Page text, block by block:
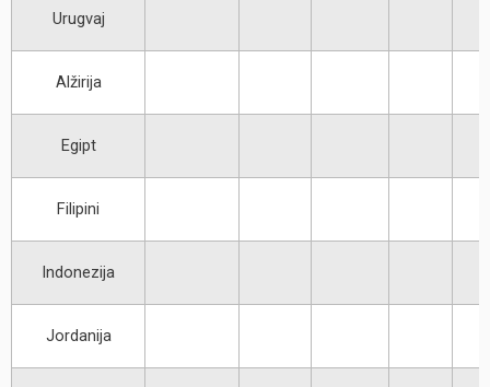
Urugvaj
Alžirija
Egipt
Filipini
Indonezija
Jordanija